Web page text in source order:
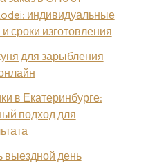
индивидуальные
сроки изготовления
для зарыбления
в Екатеринбурге:
подход для
выездной день